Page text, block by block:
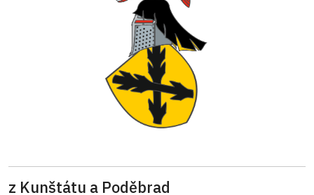
z Kunštátu a Poděbrad